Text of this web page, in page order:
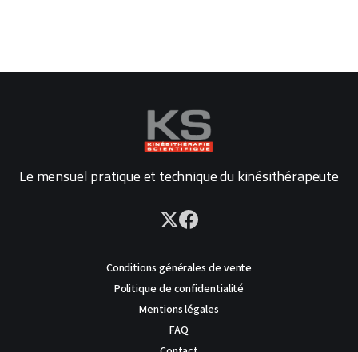
Le mensuel pratique et technique du kinésithérapeute
Conditions générales de vente
Politique de confidentialité
Mentions légales
FAQ